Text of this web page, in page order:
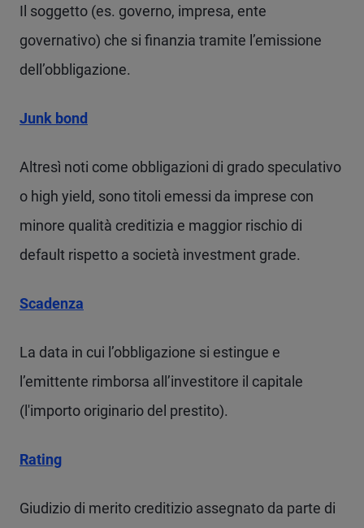
Il soggetto (es. governo, impresa, ente
governativo) che si finanzia tramite l’emissione
dell’obbligazione.
Junk bond
Altresì noti come obbligazioni di grado speculativo
o high yield, sono titoli emessi da imprese con
minore qualità creditizia e maggior rischio di
default rispetto a società investment grade.
Scadenza
La data in cui l’obbligazione si estingue e
l’emittente rimborsa all’investitore il capitale
(l'importo originario del prestito).
Rating
Giudizio di merito creditizio assegnato da parte di